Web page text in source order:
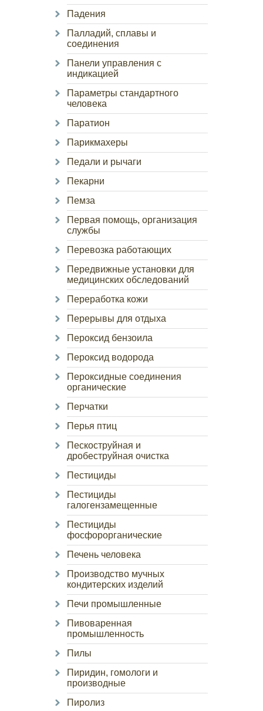
Падения
Палладий, сплавы и
соединения
Панели управления с
индикацией
Параметры стандартного
человека
Паратион
Парикмахеры
Педали и рычаги
Пекарни
Пемза
Первая помощь, организация
службы
Перевозка работающих
Передвижные установки для
медицинских обследований
Переработка кожи
Перерывы для отдыха
Пероксид бензоила
Пероксид водорода
Пероксидные соединения
органические
Перчатки
Перья птиц
Пескоструйная и
дробеструйная очистка
Пестициды
Пестициды
галогензамещенные
Пестициды
фосфорорганические
Печень человека
Производство мучных
кондитерских изделий
Печи промышленные
Пивоваренная
промышленность
Пилы
Пиридин, гомологи и
производные
Пиролиз